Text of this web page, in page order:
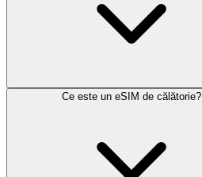
Ce este un eSIM de călătorie?